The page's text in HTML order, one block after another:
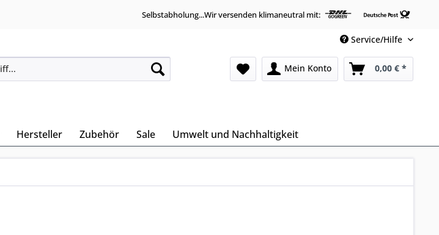
Selbstabholung...Wir versenden klimaneutral mit:
Service/Hilfe
Mein Konto 0,00 € *
Hersteller Zubehör Sale Umwelt und Nachhaltigkeit